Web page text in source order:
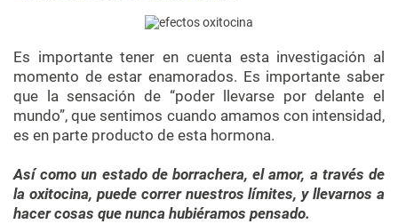
Es importante tener en cuenta esta investigación al
momento de estar enamorados. Es importante saber
que la sensación de “poder llevarse por delante el
mundo”, que sentimos cuando amamos con intensidad,
es en parte producto de esta hormona.
Así como un estado de borrachera, el amor, a través de
la oxitocina, puede correr nuestros límites, y llevarnos a
hacer cosas que nunca hubiéramos pensado.